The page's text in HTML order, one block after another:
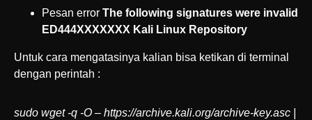
Pesan error The following signatures were invalid
ED444XXXXXXX Kali Linux Repository
Untuk cara mengatasinya kalian bisa ketikan di terminal
dengan perintah :
sudo wget -q -O – https://archive.kali.org/archive-key.asc |